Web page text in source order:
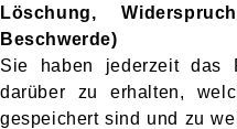
Löschung,
Beschwerde)
Sie haben jederzeit das
darüber zu erhalten,
gespeichert sind und zu